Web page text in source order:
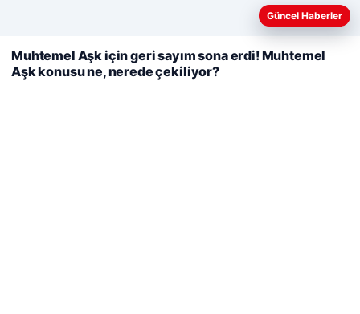
Web sitemizi nasıl kullandığınızı daha iyi anlayabilmek,
kullanıyoruz.Çerez Politikamız
Reddet Kabul Et
Güncel Haberler
Muhtemel Aşk için geri sayım sona erdi! Muhtemel
Aşk konusu ne, nerede çekiliyor?